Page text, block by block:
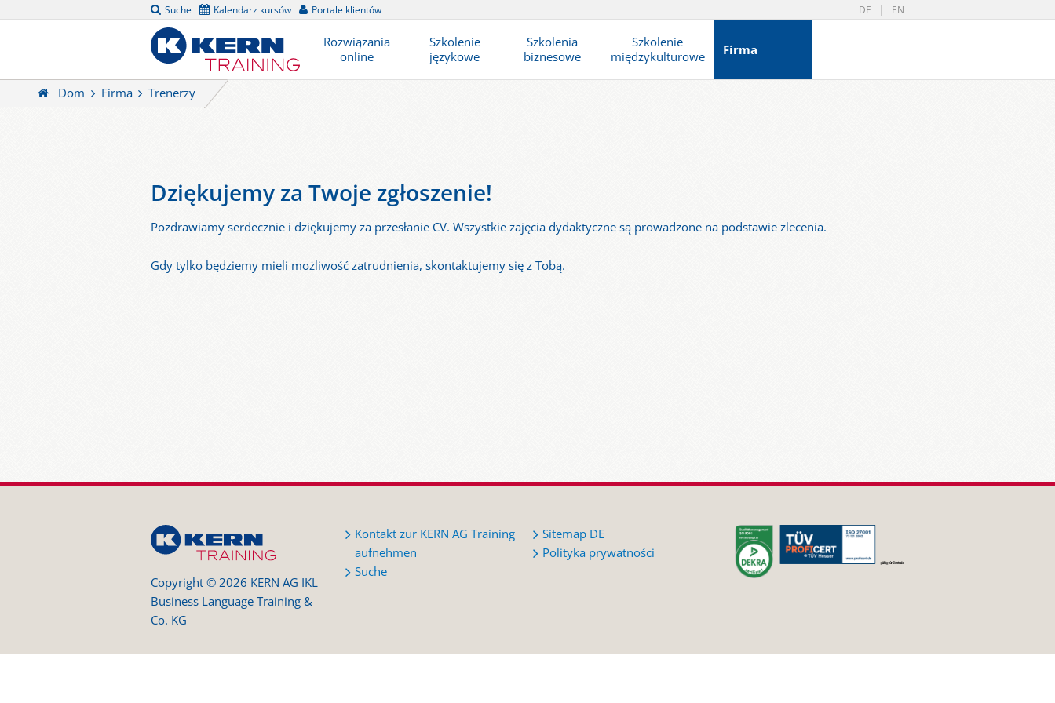
Suche Kalendarz kursów Portale klientów DE EN
Rozwiązania
online
Szkolenie
językowe
Szkolenia
biznesowe
Szkolenie
międzykulturowe
Firma
Dom Firma Trenerzy
Dziękujemy za Twoje zgłoszenie!
Pozdrawiamy serdecznie i dziękujemy za przesłanie CV. Wszystkie zajęcia dydaktyczne są prowadzone na podstawie zlecenia.
Gdy tylko będziemy mieli możliwość zatrudnienia, skontaktujemy się z Tobą.
Copyright © 2026 KERN AG IKL
Business Language Training &
Co. KG
Kontakt zur KERN AG Training
aufnehmen
Suche
Sitemap DE
Polityka prywatności